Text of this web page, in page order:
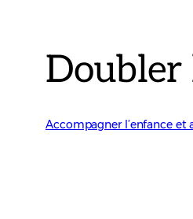
Doubler
Accompagner l’enfance et